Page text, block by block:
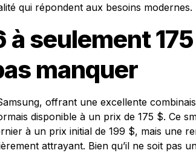
qui répondent aux besoins modernes.
à seulement
manquer
offrant une excellente
disponible à un prix de 175 $. Ce
à un prix initial de 199 $, mais une
attrayant. Bien qu’il ne soit pas